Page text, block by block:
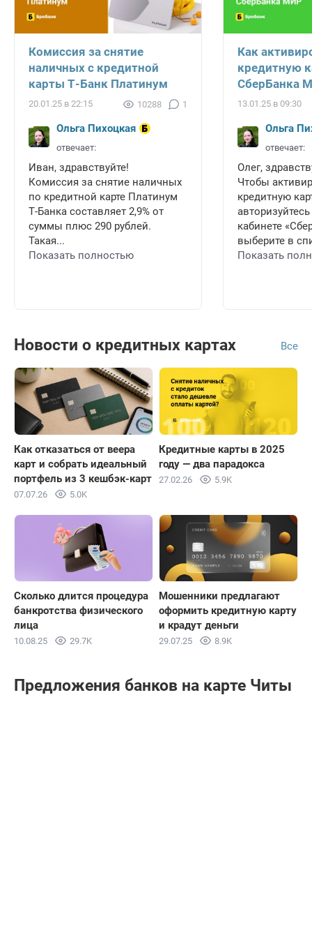
Комиссия за снятие
наличных с кредитной
карты Т-Банк Платинум
20.01.25 в 22:15 10288 1
Ольга Пихоцкая
отвечает:
Иван, здравствуйте!
Комиссия за снятие наличных
по кредитной карте Платинум
Т-Банка составляет 2,9% от
суммы плюс 290 рублей.
Такая...
Показать полностью
Как
кредитную
СберБанка
13.01.25 в 09:30
Ольга
отвечает:
Олег,
Чтобы
кредитную
кабинете
выберите в
Показать
Новости о кредитных картах Все
Как отказаться от веера
карт и собрать идеальный
портфель из 3 кешбэк-карт
07.07.26 5.0K
Кредитные карты в 2025
году — два парадокса
27.02.26 5.9K
Сколько длится процедура
банкротства физического
лица
10.08.25 29.7K
Мошенники предлагают
оформить кредитную карту
и крадут деньги
29.07.25 8.9K
Предложения банков на карте Читы